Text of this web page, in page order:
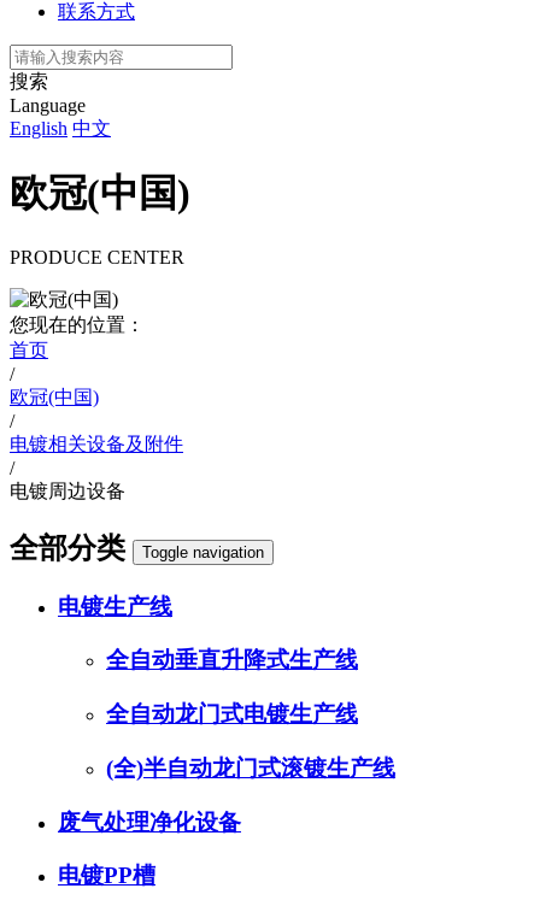
联系方式
搜索
Language
English 中文
欧冠(中国)
PRODUCE CENTER
您现在的位置：
首页
/
欧冠(中国)
/
电镀相关设备及附件
/
电镀周边设备
全部分类 Toggle navigation
电镀生产线
全自动垂直升降式生产线
全自动龙门式电镀生产线
(全)半自动龙门式滚镀生产线
废气处理净化设备
电镀PP槽